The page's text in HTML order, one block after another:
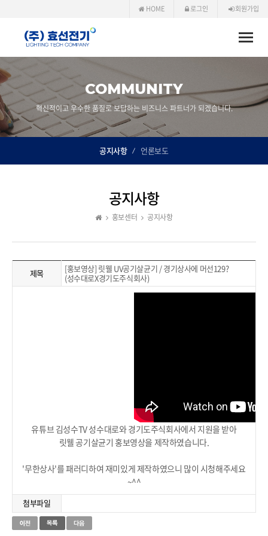
HOME 로그인 회원가입
Toggle
COMMUNITY
혁신적이고 우수한 품질로 보답하는 비즈니스 파트너가 되겠습니다.
공지사항 언론보도
공지사항
홍보센터 공지사항
제목
[홍보영상] 릿웰 UV공기살균기 / 경기상사에 머선129?
(성수대로X경기도주식회사)
유튜브 김성수TV 성수대로와 경기도주식회사에서 지원을 받아
릿웰 공기살균기 홍보영상을 제작하였습니다.
'무한상사'를 패러디하여 재미있게 제작하였으니 많이 시청해주세요
~^^
첨부파일